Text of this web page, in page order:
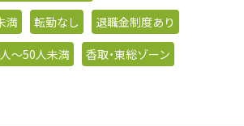
満
転勤なし
退職金制度あり
〜50人未満 香取・東総ゾーン